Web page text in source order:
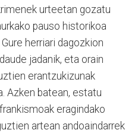
urteetan gozatu
pauso historikoa
herriari dagozkion
jadanik, eta orain
erantzukizunak
Azken batean, estatu
eragindako
artean andoaindarrek